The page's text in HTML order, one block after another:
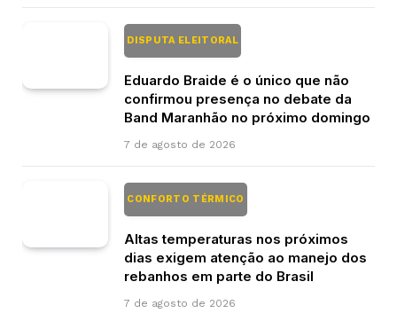
DISPUTA ELEITORAL
Eduardo Braide é o único que não
confirmou presença no debate da
Band Maranhão no próximo domingo
7 de agosto de 2026
CONFORTO TÉRMICO
Altas temperaturas nos próximos
dias exigem atenção ao manejo dos
rebanhos em parte do Brasil
7 de agosto de 2026